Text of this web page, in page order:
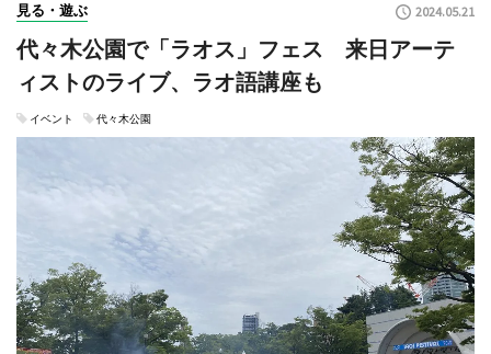
見る・遊ぶ 2024.05.21
代々木公園で「ラオス」フェス 来日アーテ
ィストのライブ、ラオ語講座も
イベント 代々木公園